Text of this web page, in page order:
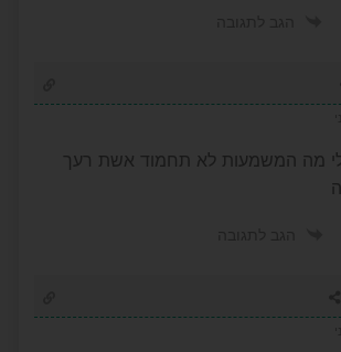
מה המשמעות לא תחמוד אשת רעך